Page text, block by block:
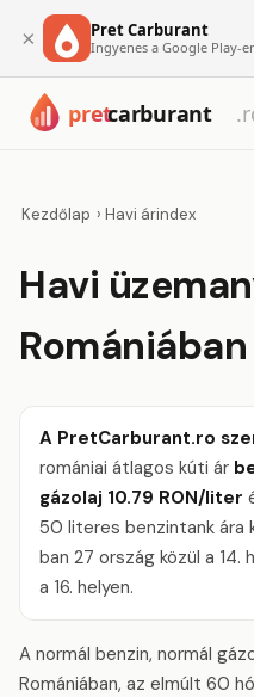
× Pret Carburant
Ingyenes a Google Play-
Kezdőlap › Havi árindex
Havi
Romániában
A PretCarburant.ro
romániai átlagos kúti ár
gázolaj 10.79 RON/liter
50 literes benzintank ára
ban 27 ország közül a 14.
a 16. helyen.
A normál benzin, normál
Romániában, az elmúlt 60